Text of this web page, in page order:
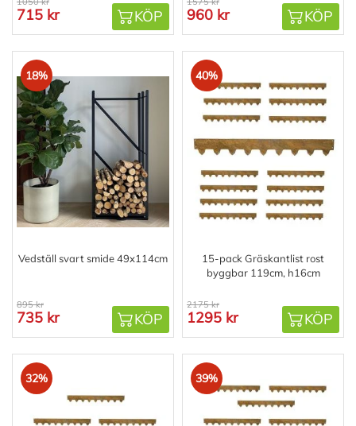
715 kr KÖP 960 kr KÖP
18%
Vedställ svart smide 49x114cm
895 kr
735 kr KÖP
40%
15-pack Gräskantlist rost
byggbar 119cm, h16cm
2175 kr
1295 kr KÖP
32% 39%